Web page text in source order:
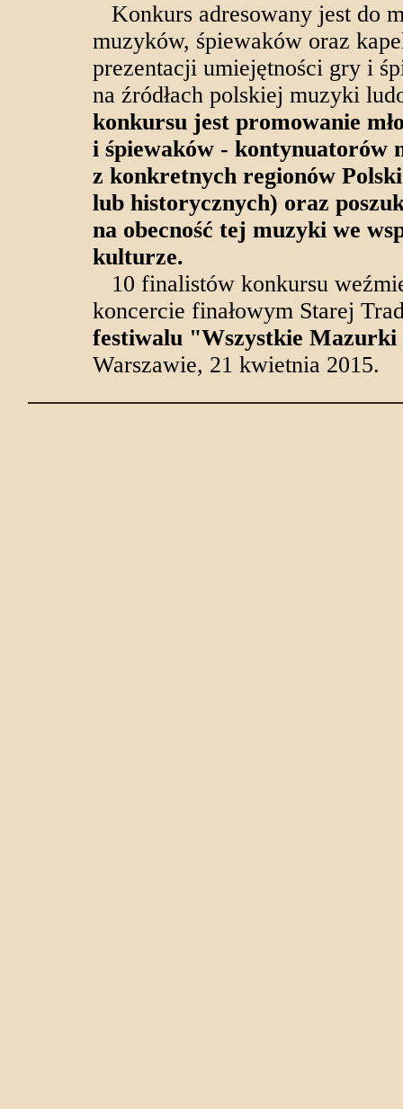
Konkurs adresowany jest do
muzyków, śpiewaków oraz
prezentacji umiejętności gry i
na źródłach polskiej muzyki
konkursu jest promowanie
i śpiewaków - kontynuatorów
z konkretnych regionów Polski
lub historycznych) oraz
na obecność tej muzyki we
kulturze.
10 finalistów konkursu
koncercie finałowym Starej
festiwalu "Wszystkie Mazurki
Warszawie, 21 kwietnia 2015.